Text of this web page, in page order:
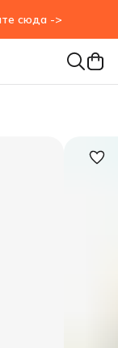
юрлица - нажмите сюда ->